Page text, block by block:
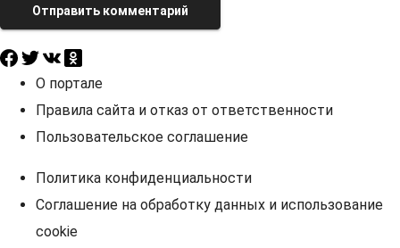
Отправить комментарий
О портале
Правила сайта и отказ от ответственности
Пользовательское соглашение
Политика конфиденциальности
Соглашение на обработку данных и использование
cookie